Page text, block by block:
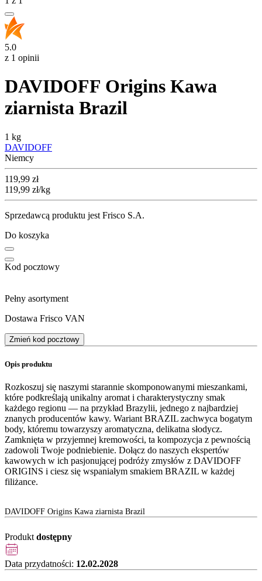
5.0
z 1 opinii
DAVIDOFF Origins Kawa
ziarnista Brazil
1 kg
DAVIDOFF
Niemcy
Cena
119,99 zł
119,99 zł/kg
Sprzedawcą produktu jest Frisco S.A.
Do koszyka
Kod pocztowy
Pełny asortyment
Dostawa Frisco VAN
Zmień kod pocztowy
Opis produktu
Rozkoszuj się naszymi starannie skomponowanymi mieszankami,
które podkreślają unikalny aromat i charakterystyczny smak
każdego regionu — na przykład Brazylii, jednego z najbardziej
znanych producentów kawy. Wariant BRAZIL zachwyca bogatym
body, któremu towarzyszy aromatyczna, delikatna słodycz.
Zamknięta w przyjemnej kremowości, ta kompozycja z pewnością
zadowoli Twoje podniebienie. Dołącz do naszych ekspertów
kawowych w ich pasjonującej podróży zmysłów z DAVIDOFF
ORIGINS i ciesz się wspaniałym smakiem BRAZIL w każdej
filiżance.
DAVIDOFF Origins Kawa ziarnista Brazil
Produkt dostępny
Data przydatności: 12.02.2028